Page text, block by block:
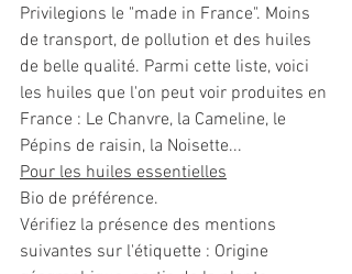
Privilegions le "made in France". Moins
de transport, de pollution et des huiles
de belle qualité. Parmi cette liste, voici
les huiles que l'on peut voir produites en
France : Le Chanvre, la Cameline, le
Pépins de raisin, la Noisette...
Pour les huiles essentielles
Bio de préférence.
Vérifiez la présence des mentions
suivantes sur l'étiquette : Origine